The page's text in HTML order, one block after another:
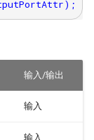
输入/输出
输入
输入